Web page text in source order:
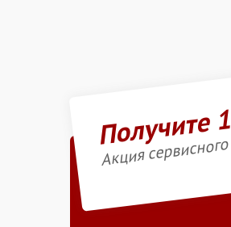
Акция